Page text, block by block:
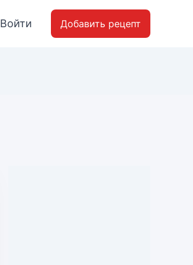
Войти Добавить рецепт